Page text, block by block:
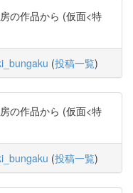
の作品から (仮面<特
(投稿一覧)
の作品から (仮面<特
(投稿一覧)